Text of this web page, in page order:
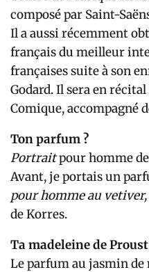
composé par Saint-
Il a aussi récemment
français du meilleur
françaises suite à son
Godard. Il sera en récital
Comique, accompagné
Ton parfum ?
Portraitpour homme
Avant, je portais un
pour homme au
de Korres.
Ta madeleine de Proust
Le parfum au jasmin de